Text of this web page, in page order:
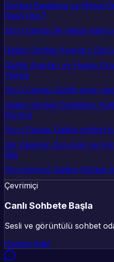
Sohbet Başlatma ve Mesaj
Nasıl Olur?
Soru-Cevap: İlk mesaj nasıl
Galibe Sohbet Ayarları:
Gizlilik Ayarları ve Hesap
Temeli
Soru-Cevap: Gizlilik ayarı
Galibe Sohbet Özellikleri:
Kontrol
Soru-Cevap: Galibe sohbet
Sık Yaşanan Sorunlar ve
Gibi
Son Kontrol: Galibe Sohbet
Çevrimiçi
Canlı Sohbete Başla
Sesli ve görüntülü sohbet
Hemen Katıl